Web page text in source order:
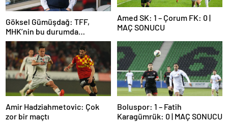
Göksel Gümüşdağ: TFF,
MHK’nin bu durumda
olmasının sorumlusudur
Amed SK: 1 – Çorum FK: 0 |
MAÇ SONUCU
Amir Hadziahmetovic: Çok
zor bir maçtı
Boluspor: 1 – Fatih
Karagümrük: 0 | MAÇ SONUCU